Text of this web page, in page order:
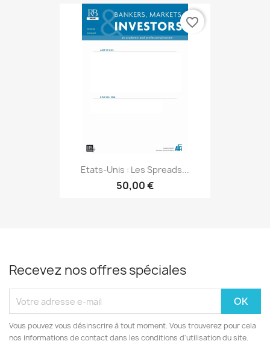
Etats-Unis : Les Spreads...
50,00 €
favorite_border
Recevez nos offres spéciales
Vous pouvez vous désinscrire à tout moment. Vous trouverez pour cela
nos informations de contact dans les conditions d'utilisation du site.